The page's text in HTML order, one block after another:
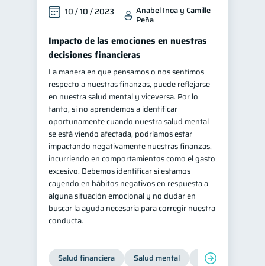
10 / 10 / 2023 Anabel Inoa y Camille
Peña
Impacto de las emociones en nuestras
decisiones financieras
La manera en que pensamos o nos sentimos
respecto a nuestras finanzas, puede reflejarse
en nuestra salud mental y viceversa. Por lo
tanto, si no aprendemos a identificar
oportunamente cuando nuestra salud mental
se está viendo afectada, podríamos estar
impactando negativamente nuestras finanzas,
incurriendo en comportamientos como el gasto
excesivo. Debemos identificar si estamos
cayendo en hábitos negativos en respuesta a
alguna situación emocional y no dudar en
buscar la ayuda necesaria para corregir nuestra
conducta.
Salud financiera Salud mental Inclusión